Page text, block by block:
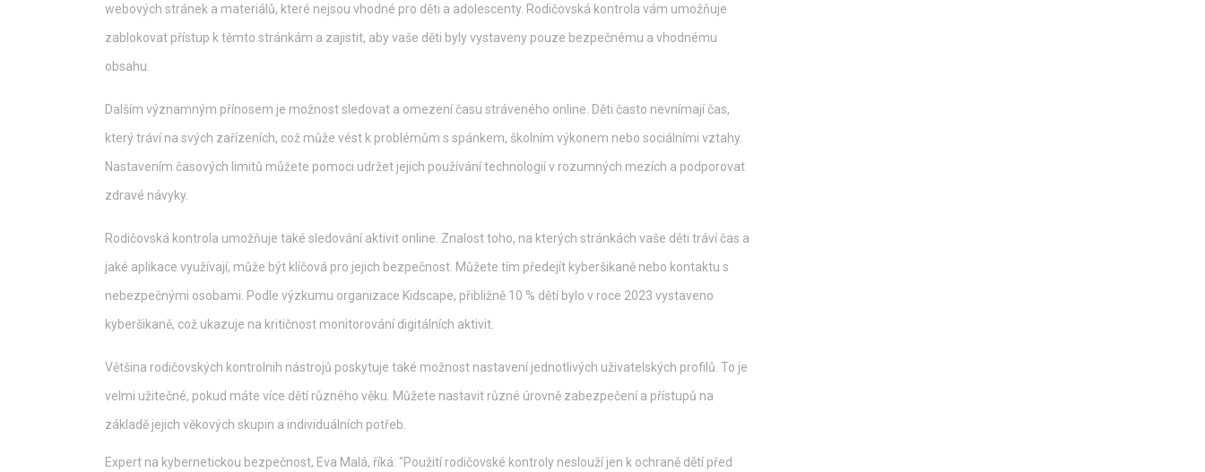
webových stránek a materiálů, které nejsou vhodné pro děti a adolescenty. Rodičovská kontrola vám umožňuje
zablokovat přístup k těmto stránkám a zajistit, aby vaše děti byly vystaveny pouze bezpečnému a vhodnému
obsahu.
Dalším významným přínosem je možnost sledovat a omezení času stráveného online. Děti často nevnímají čas,
který tráví na svých zařízeních, což může vést k problémům s spánkem, školním výkonem nebo sociálními vztahy.
Nastavením časových limitů můžete pomoci udržet jejich používání technologií v rozumných mezích a podporovat
zdravé návyky.
Rodičovská kontrola umožňuje také sledování aktivit online. Znalost toho, na kterých stránkách vaše děti tráví čas a
jaké aplikace využívají, může být klíčová pro jejich bezpečnost. Můžete tím předejít kyberšikaně nebo kontaktu s
nebezpečnými osobami. Podle výzkumu organizace Kidscape, přibližně 10 % dětí bylo v roce 2023 vystaveno
kyberšikaně, což ukazuje na kritičnost monitorování digitálních aktivit.
Většina rodičovských kontrolnih nástrojů poskytuje také možnost nastavení jednotlivých uživatelských profilů. To je
velmi užitečné, pokud máte více dětí různého věku. Můžete nastavit různé úrovně zabezpečení a přístupů na
základě jejich věkových skupin a individuálních potřeb.
Expert na kybernetickou bezpečnost, Eva Malá, říká: "Použití rodičovské kontroly neslouží jen k ochraně dětí před